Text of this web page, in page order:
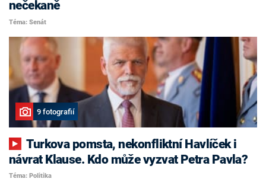
nečekaně
Téma: Senát
9 fotografií
Turkova pomsta, nekonfliktní Havlíček i
návrat Klause. Kdo může vyzvat Petra Pavla?
Téma: Politika